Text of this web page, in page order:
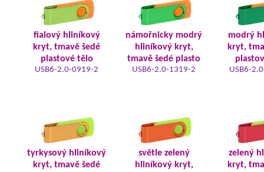
fialový hliníkový
kryt, tmavě šedé
plastové tělo
USB6-2.0-0919-2
námořnicky modrý
hliníkový kryt,
tmavě šedé plasto
USB6-2.0-1319-2
modrý
kryt,
USB6-
tyrkysový hliníkový
kryt, tmavě šedé
světle zelený
hliníkový kryt,
zelený
kryt,